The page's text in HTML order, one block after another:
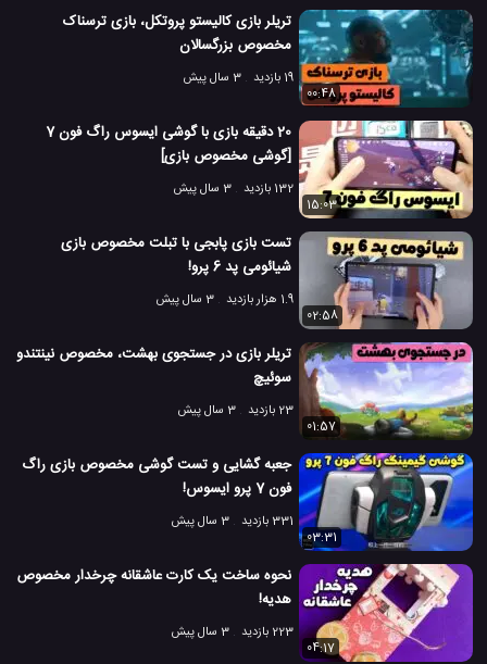
تریلر بازی کالیستو پروتکل، بازی ترسناک
مخصوص بزرگسالان
19 بازدید
3 سال پیش
00:48
20 دقیقه بازی با گوشی ایسوس راگ فون 7
[گوشی مخصوص بازی]
132 بازدید
3 سال پیش
15:03
تست بازی پابجی با تبلت مخصوص بازی
شیائومی پد 6 پرو!
1.9 هزار بازدید
3 سال پیش
02:58
تریلر بازی در جستجوی بهشت، مخصوص نینتندو
سوئیچ
23 بازدید
3 سال پیش
01:57
جعبه گشایی و تست گوشی مخصوص بازی راگ
فون 7 پرو ایسوس!
331 بازدید
3 سال پیش
03:31
نحوه ساخت یک کارت عاشقانه چرخدار مخصوص
هدیه!
223 بازدید
3 سال پیش
04:17